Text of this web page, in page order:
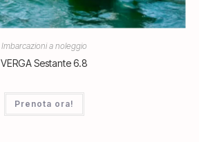
Imbarcazioni a noleggio
VERGA Sestante 6.8
Prenota ora!